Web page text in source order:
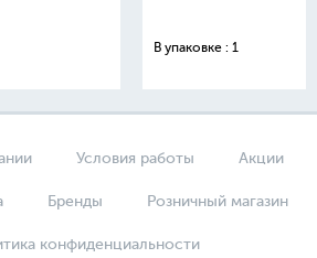
В упаковке : 1
Условия работы Акции
Бренды Розничный магазин
конфиденциальности